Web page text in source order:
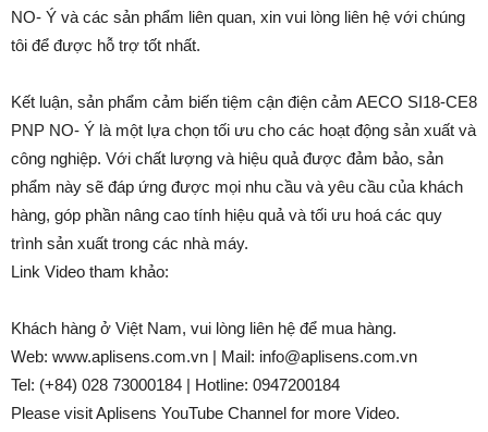
NO- Ý và các sản phẩm liên quan, xin vui lòng liên hệ với chúng
tôi để được hỗ trợ tốt nhất.
Kết luận, sản phẩm cảm biến tiệm cận điện cảm AECO SI18-CE8
PNP NO- Ý là một lựa chọn tối ưu cho các hoạt động sản xuất và
công nghiệp. Với chất lượng và hiệu quả được đảm bảo, sản
phẩm này sẽ đáp ứng được mọi nhu cầu và yêu cầu của khách
hàng, góp phần nâng cao tính hiệu quả và tối ưu hoá các quy
trình sản xuất trong các nhà máy.
Link Video tham khảo:
Khách hàng ở Việt Nam, vui lòng liên hệ để mua hàng.
Web: www.aplisens.com.vn | Mail: info@aplisens.com.vn
Tel: (+84) 028 73000184 | Hotline: 0947200184
Please visit Aplisens YouTube Channel for more Video.